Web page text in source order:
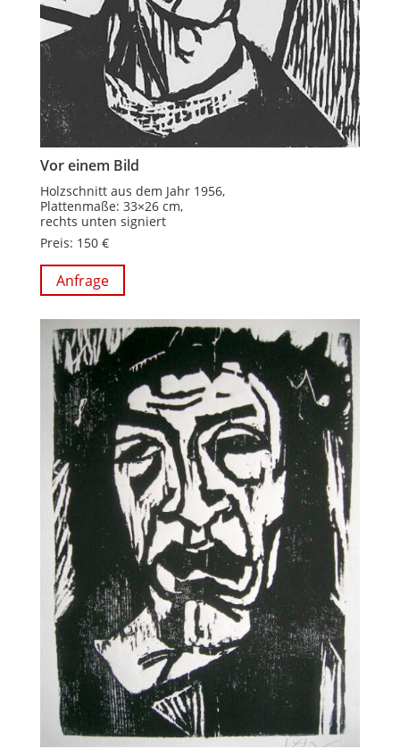
Vor einem Bild
Holzschnitt aus dem Jahr 1956,
Plattenmaße: 33×26 cm,
rechts unten signiert
Preis: 150 €
Anfrage